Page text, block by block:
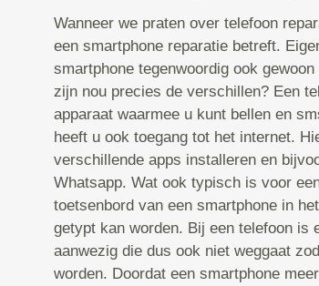
Wanneer we praten over telefoon
een smartphone reparatie betreft.
smartphone tegenwoordig ook
zijn nou precies de verschillen? Een
apparaat waarmee u kunt bellen en
heeft u ook toegang tot het internet.
verschillende apps installeren en
Whatsapp. Wat ook typisch is voor
toetsenbord van een smartphone in
getypt kan worden. Bij een telefoon is
aanwezig die dus ook niet weggaat
worden. Doordat een smartphone